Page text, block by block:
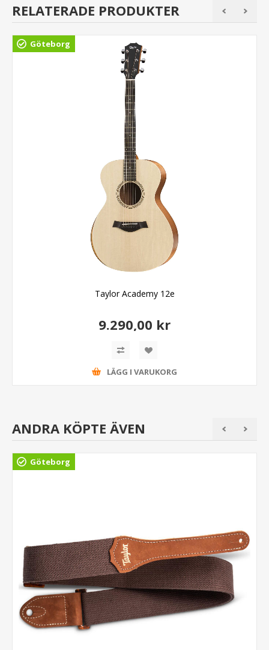
RELATERADE PRODUKTER
Göteborg
Taylor Academy 12e
9.290,00 kr
LÄGG I VARUKORG
ANDRA KÖPTE ÄVEN
Göteborg